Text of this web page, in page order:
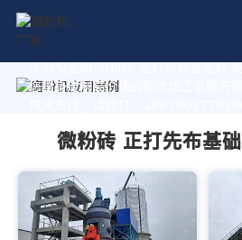
作为专业的 微粉砖 正打先布基础料
您量身定制高价值的粉体加工系统方
微粉砖 正打先布基